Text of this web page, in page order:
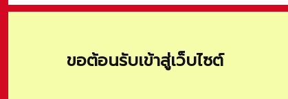
ขอต้อนรับเข้าสู่เว็บไซต์